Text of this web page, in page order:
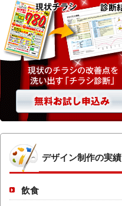
デザイン制作の実績
飲食